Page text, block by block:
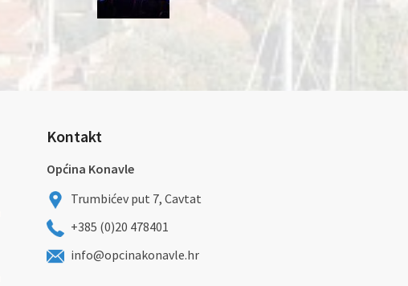
Kontakt
Općina Konavle
Trumbićev put 7, Cavtat
+385 (0)20 478401
info@opcinakonavle.hr